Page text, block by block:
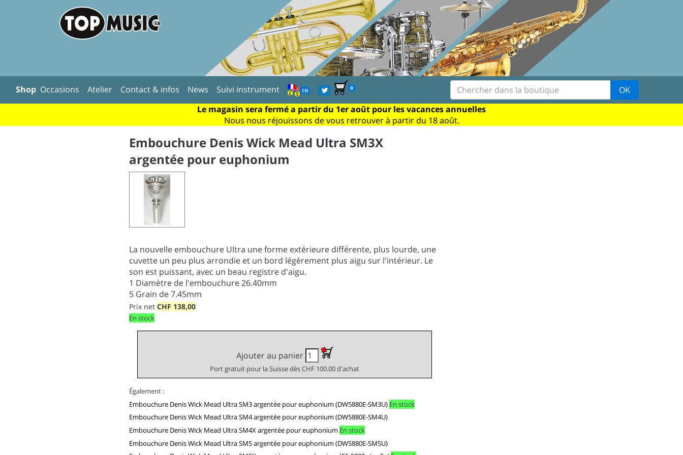
Shop Occasions Atelier Contact & infos News Suivi instrument CH 0
OK
Le magasin sera fermé a partir du 1er août pour les vacances annuelles
Nous nous réjouissons de vous retrouver à partir du 18 août.
Embouchure Denis Wick Mead Ultra SM3X
argentée pour euphonium
La nouvelle embouchure Ultra une forme extérieure différente, plus lourde, une
cuvette un peu plus arrondie et un bord légèrement plus aigu sur l'intérieur. Le
son est puissant, avec un beau registre d'aigu.
1 Diamètre de l'embouchure 26.40mm
5 Grain de 7.45mm
Prix net CHF 138,00
En stock
Ajouter au panier
Port gratuit pour la Suisse dès CHF 100.00 d'achat
Également :
Embouchure Denis Wick Mead Ultra SM3 argentée pour euphonium (DW5880E-SM3U) En stock
Embouchure Denis Wick Mead Ultra SM4 argentée pour euphonium (DW5880E-SM4U)
Embouchure Denis Wick Mead Ultra SM4X argentée pour euphonium En stock
Embouchure Denis Wick Mead Ultra SM5 argentée pour euphonium (DW5880E-SM5U)